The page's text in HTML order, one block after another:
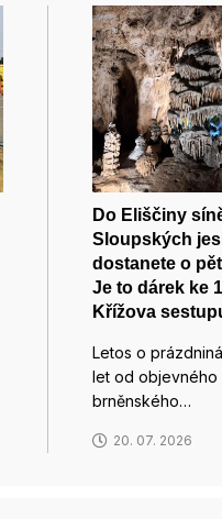
Do Eliščiny
Sloupských
dostanete o
Je to dárek ke
Křížova
Letos o
let od objevného
brněnského…
20. 07. 2026